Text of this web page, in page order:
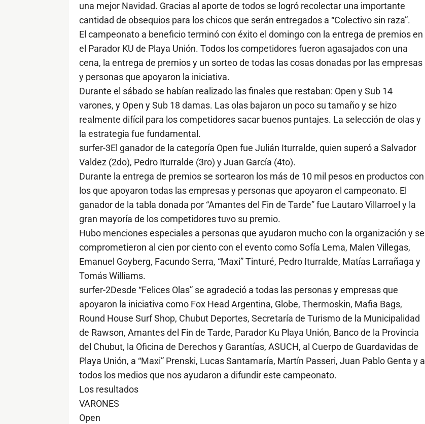
una mejor Navidad. Gracias al aporte de todos se logró recolectar una importante
cantidad de obsequios para los chicos que serán entregados a “Colectivo sin raza”.
El campeonato a beneficio terminó con éxito el domingo con la entrega de premios en
el Parador KU de Playa Unión. Todos los competidores fueron agasajados con una
cena, la entrega de premios y un sorteo de todas las cosas donadas por las empresas
y personas que apoyaron la iniciativa.
Durante el sábado se habían realizado las finales que restaban: Open y Sub 14
varones, y Open y Sub 18 damas. Las olas bajaron un poco su tamaño y se hizo
realmente difícil para los competidores sacar buenos puntajes. La selección de olas y
la estrategia fue fundamental.
surfer-3El ganador de la categoría Open fue Julián Iturralde, quien superó a Salvador
Valdez (2do), Pedro Iturralde (3ro) y Juan García (4to).
Durante la entrega de premios se sortearon los más de 10 mil pesos en productos con
los que apoyaron todas las empresas y personas que apoyaron el campeonato. El
ganador de la tabla donada por “Amantes del Fin de Tarde” fue Lautaro Villarroel y la
gran mayoría de los competidores tuvo su premio.
Hubo menciones especiales a personas que ayudaron mucho con la organización y se
comprometieron al cien por ciento con el evento como Sofía Lema, Malen Villegas,
Emanuel Goyberg, Facundo Serra, “Maxi” Tinturé, Pedro Iturralde, Matías Larrañaga y
Tomás Williams.
surfer-2Desde “Felices Olas” se agradeció a todas las personas y empresas que
apoyaron la iniciativa como Fox Head Argentina, Globe, Thermoskin, Mafia Bags,
Round House Surf Shop, Chubut Deportes, Secretaría de Turismo de la Municipalidad
de Rawson, Amantes del Fin de Tarde, Parador Ku Playa Unión, Banco de la Provincia
del Chubut, la Oficina de Derechos y Garantías, ASUCH, al Cuerpo de Guardavidas de
Playa Unión, a “Maxi” Prenski, Lucas Santamaría, Martín Passeri, Juan Pablo Genta y a
todos los medios que nos ayudaron a difundir este campeonato.
Los resultados
VARONES
Open